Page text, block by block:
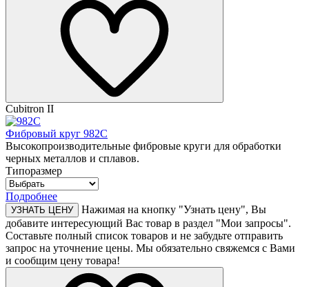
Cubitron II
Фибровый круг 982С
Высокопроизводительные фибровые круги для обработки
черных металлов и сплавов.
Типоразмер
Подробнее
УЗНАТЬ ЦЕНУ
Нажимая на кнопку "Узнать цену", Вы
добавите интересующий Вас товар в раздел "Мои запросы".
Составьте полный список товаров и не забудьте отправить
запрос на уточнение цены. Мы обязательно свяжемся с Вами
и сообщим цену товара!